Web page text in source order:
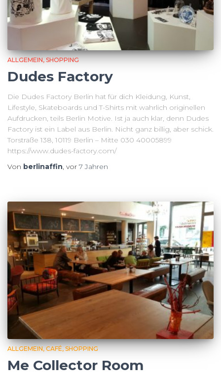
ALLGEMEIN SHOPPING
Dudes Factory
Die Dudes Factory Berlin hat für dich Kleidung, Kunst,
Lifestyle, Skateboards und T-Shirts mit wahrlich originellen
Aufdrucken, teils Berlin Motive. Ist ja auch klar, denn Dudes
Factory ist ein Label aus Berlin. Nicht ganz billig, aber schick.
Torstraße 138, 10119 Berlin – Mitte 030 40005899
https://www.dudes-factory.com/
Von berlinaffin, vor 7 Jahren
ALLGEMEIN CAFÉ SHOPPING
Me Collector Room